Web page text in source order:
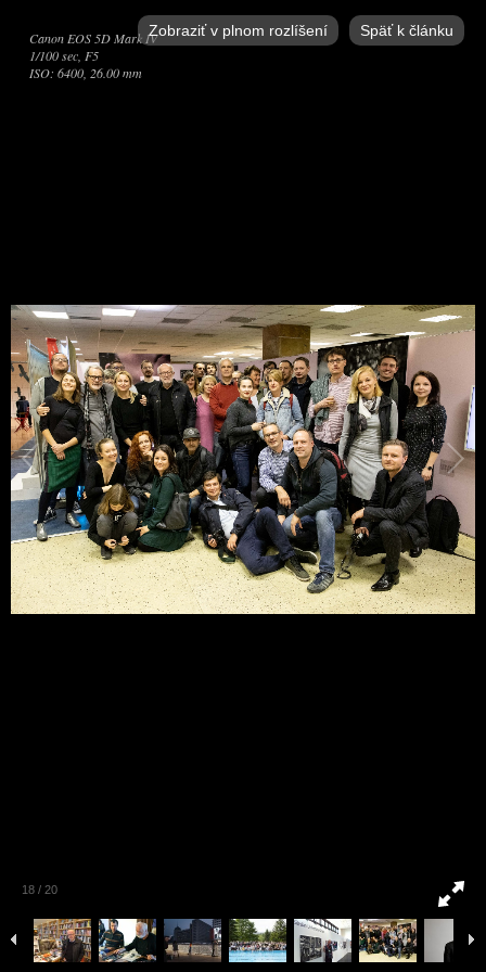
18 / 20
Zobraziť v plnom rozlíšení Späť k článku
Canon EOS 5D Mark IV
1/100 sec, F5
ISO: 6400, 26.00 mm